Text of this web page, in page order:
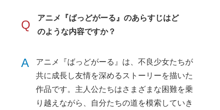
Q
アニメ『ばっどがーる』のあらすじはど
のような内容ですか？
A
アニメ『ばっどがーる』は、不良少女たちが
共に成長し友情を深めるストーリーを描いた
作品です。主人公たちはさまざまな困難を乗
り越えながら、自分たちの道を模索していき